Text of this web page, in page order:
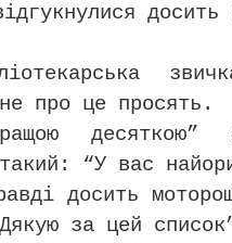
досить
про це просять.
десяткою”
“У вас
досить
за цей